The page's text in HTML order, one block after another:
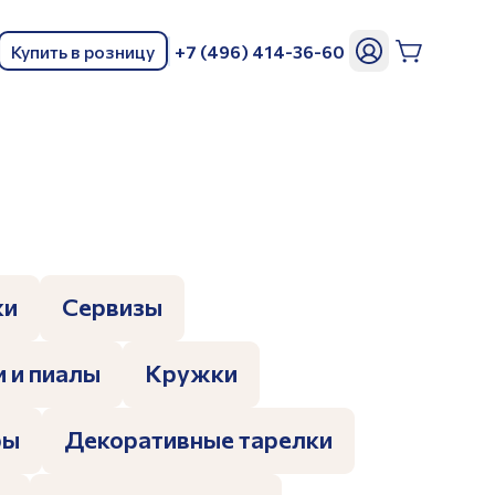
Купить в розницу +7 (496) 414-36-60
Сервизы
и пиалы Кружки
Декоративные тарелки